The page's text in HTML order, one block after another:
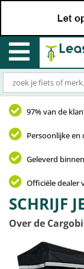
97% van de
Persoonlijke
Geleverd
Officiële dealer
SCHRIJF
Over de